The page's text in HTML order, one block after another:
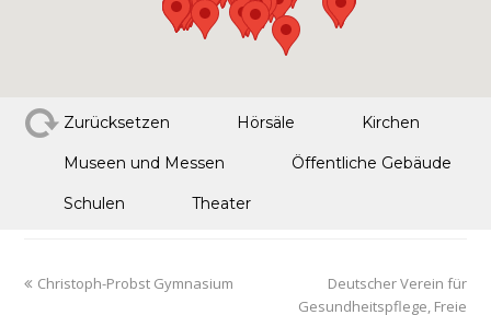
Zurücksetzen Hörsäle Kirchen
Museen und Messen Öffentliche Gebäude
Schulen Theater
Christoph-Probst Gymnasium
Deutscher Verein für
Gesundheitspflege, Freie